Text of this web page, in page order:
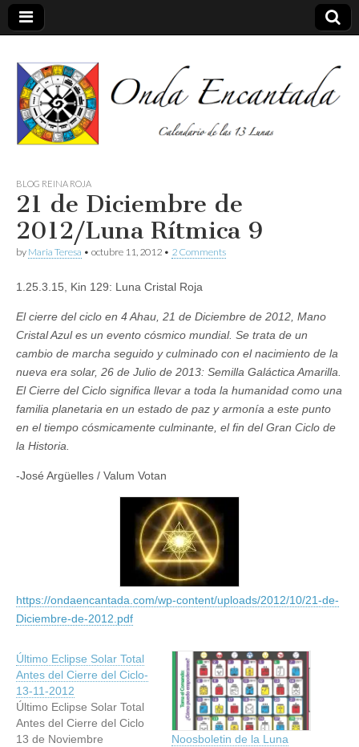
Onda
encantada
BLOG REINA ROJA
21 de Diciembre de
2012/Luna Rítmica 9
by Maria Teresa • octubre 11, 2012 • 2 Comments
1.25.3.15, Kin 129: Luna Cristal Roja
El cierre del ciclo en 4 Ahau, 21 de Diciembre de 2012, Mano
Cristal Azul es un evento cósmico mundial. Se trata de un
cambio de marcha seguido y culminado con el nacimiento de la
nueva era solar, 26 de Julio de 2013: Semilla Galáctica Amarilla.
El Cierre del Ciclo significa llevar a toda la humanidad como una
familia planetaria en un estado de paz y armonía a este punto
en el tiempo cósmicamente culminante, el fin del Gran Ciclo de
la Historia.
-José Argüelles / Valum Votan
https://ondaencantada.com/wp-content/uploads/2012/10/21-de-
Diciembre-de-2012.pdf
Último Eclipse Solar Total
Antes del Cierre del Ciclo-
13-11-2012
Último Eclipse Solar Total
Antes del Cierre del Ciclo
13 de Noviembre
Noosboletin de la Luna